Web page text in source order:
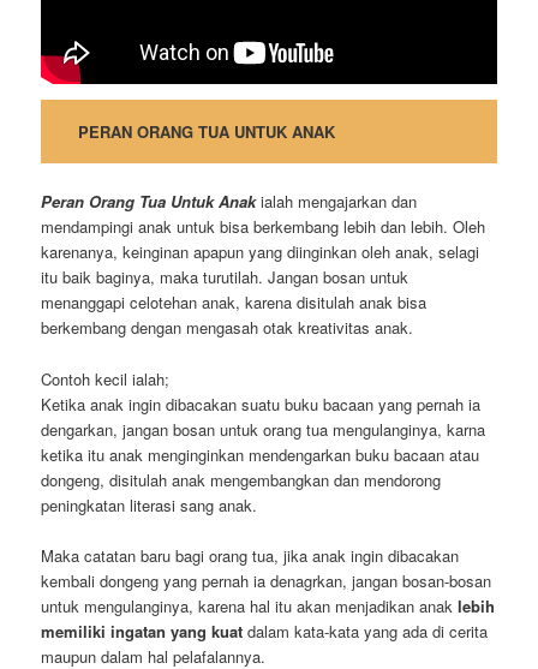
PERAN ORANG TUA UNTUK ANAK
Peran Orang Tua Untuk Anakialah mengajarkan dan
mendampingi anak untuk bisa berkembang lebih dan lebih. Oleh
karenanya, keinginan apapun yang diinginkan oleh anak, selagi
itu baik baginya, maka turutilah. Jangan bosan untuk
menanggapi celotehan anak, karena disitulah anak bisa
berkembang dengan mengasah otak kreativitas anak.
Contoh kecil ialah;
Ketika anak ingin dibacakan suatu buku bacaan yang pernah ia
dengarkan, jangan bosan untuk orang tua mengulanginya, karna
ketika itu anak menginginkan mendengarkan buku bacaan atau
dongeng, disitulah anak mengembangkan dan mendorong
peningkatan literasi sang anak.
Maka catatan baru bagi orang tua, jika anak ingin dibacakan
kembali dongeng yang pernah ia denagrkan, jangan bosan-bosan
untuk mengulanginya, karena hal itu akan menjadikan anak lebih
memiliki ingatan yang kuat dalam kata-kata yang ada di cerita
maupun dalam hal pelafalannya.